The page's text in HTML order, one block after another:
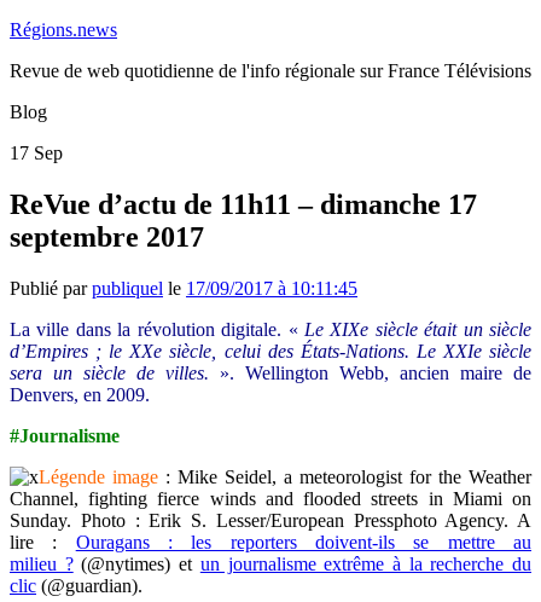
Régions.news
Revue de web quotidienne de l'info régionale sur France Télévisions
Blog
17 Sep
ReVue d’actu de 11h11 – dimanche 17
septembre 2017
Publié parpubliquel le 17/09/2017 à 10:11:45
La ville dans la révolution digitale. « Le XIXe siècle était un siècle
d’Empires ; le XXe siècle, celui des États-Nations. Le XXIe siècle
sera un siècle de villes. ». Wellington Webb, ancien maire de
Denvers, en 2009.
#Journalisme
Légende image : Mike Seidel, a meteorologist for the Weather
Channel, fighting fierce winds and flooded streets in Miami on
Sunday. Photo : Erik S. Lesser/European Pressphoto Agency. A
lire : Ouragans : les reporters doivent-ils se mettre au
milieu ?(@nytimes) et un journalisme extrême à la recherche du
clic (@guardian).